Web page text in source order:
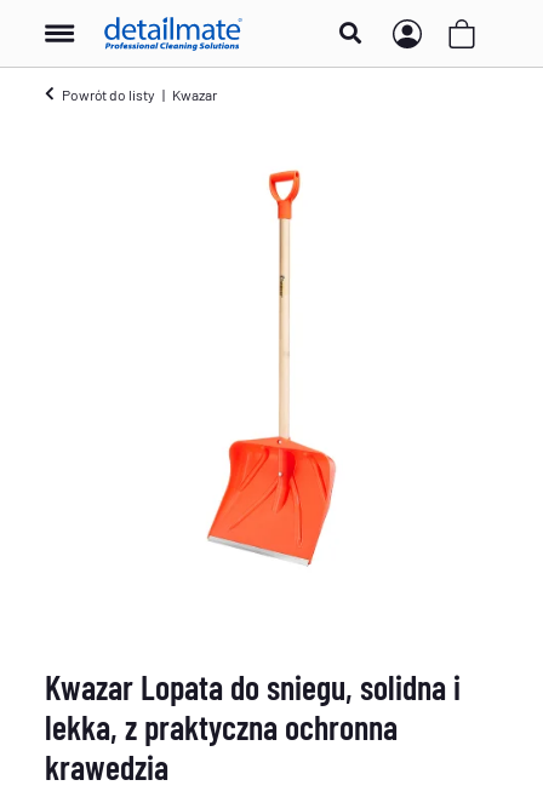
Powrót do listy Kwazar
Kwazar Lopata do sniegu, solidna i
lekka, z praktyczna ochronna
krawedzia